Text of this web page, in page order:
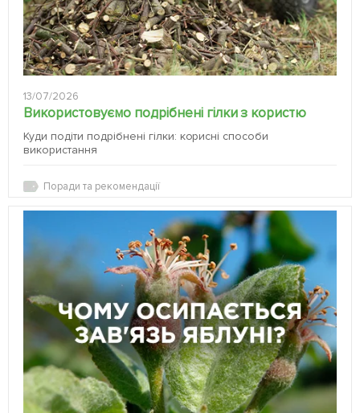
13/07/2026
Використовуємо подрібнені гілки з користю
Куди подіти подрібнені гілки: корисні способи
використання
Поради та рекомендації